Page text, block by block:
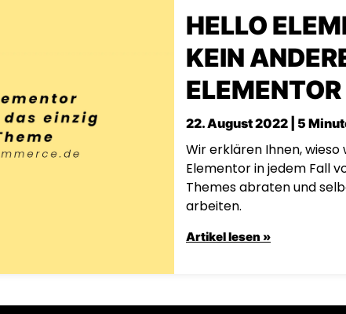
HELLO
KEIN
22. August 2022 | 5
Wir erklären Ihnen,
Elementor in jedem Fall
Themes abraten und
arbeiten.
Artikel lesen »